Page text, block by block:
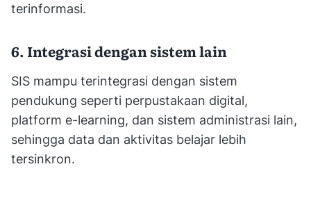
terinformasi.
6. Integrasi dengan sistem lain
SIS mampu terintegrasi dengan sistem
pendukung seperti perpustakaan digital,
platform e-learning, dan sistem administrasi lain,
sehingga data dan aktivitas belajar lebih
tersinkron.